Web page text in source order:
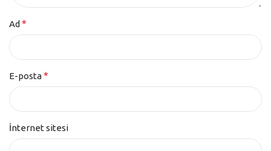
Ad *
E-posta*
İnternet sitesi